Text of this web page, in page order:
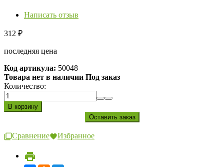
Написать отзыв
312 ₽
последняя цена
Код артикула: 50048
Товара нет в наличии Под заказ
Количество:
Сравнение Избранное